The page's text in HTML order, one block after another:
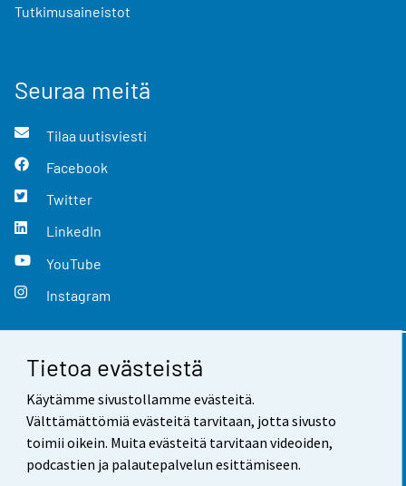
Tietoa evästeistä
Käytämme sivustollamme evästeitä.
Välttämättömiä evästeitä tarvitaan, jotta sivusto
toimii oikein. Muita evästeitä tarvitaan videoiden,
podcastien ja palautepalvelun esittämiseen.
Tutkimusaineistot
Seuraa meitä
Tilaa uutisviesti
Facebook
Twitter
LinkedIn
YouTube
Instagram
Yhteystiedot
Palaute
Käyttöehdot